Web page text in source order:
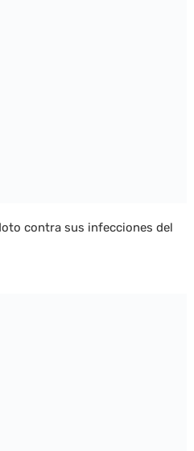
contra sus infecciones del